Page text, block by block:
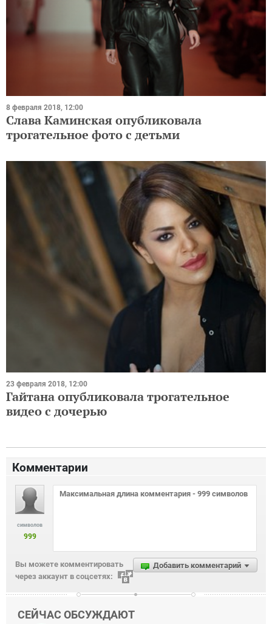
8 февраля 2018, 12:00
Слава Каминская опубликовала
трогательное фото с детьми
23 февраля 2018, 12:00
Гайтана опубликовала трогательное
видео с дочерью
Комментарии
символов
999
Добавить комментарий
Вы можете комментировать
через аккаунт в соцсетях:
СЕЙЧАС ОБСУЖДАЮТ